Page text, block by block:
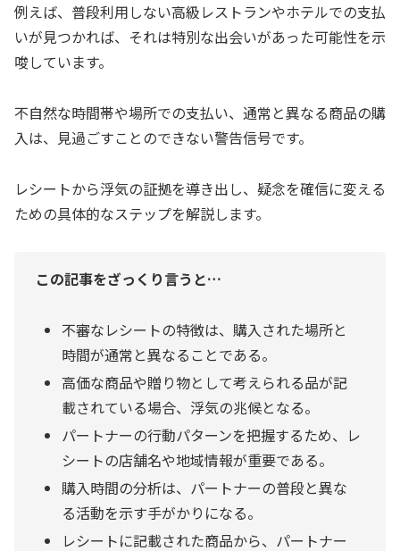
例えば、普段利用しない高級レストランやホテルでの支払
いが見つかれば、それは特別な出会いがあった可能性を示
唆しています。
不自然な時間帯や場所での支払い、通常と異なる商品の購
入は、見過ごすことのできない警告信号です。
レシートから浮気の証拠を導き出し、疑念を確信に変える
ための具体的なステップを解説します。
この記事をざっくり言うと…
不審なレシートの特徴は、購入された場所と
時間が通常と異なることである。
高価な商品や贈り物として考えられる品が記
載されている場合、浮気の兆候となる。
パートナーの行動パターンを把握するため、レ
シートの店舗名や地域情報が重要である。
購入時間の分析は、パートナーの普段と異な
る活動を示す手がかりになる。
レシートに記載された商品から、パートナー